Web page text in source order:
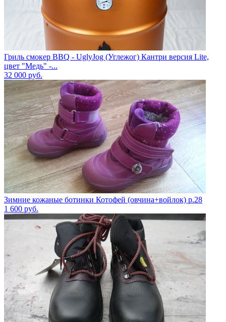
Гриль смокер BBQ - UglyJog (Углежог) Кантри версия Lite,
цвет "Медь" -...
32 000 руб.
Зимние кожаные ботинки Котофей (овчина+войлок) р.28
1 600 руб.